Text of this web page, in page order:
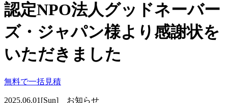
認定NPO法人グッドネーバー
ズ・ジャパン様より感謝状を
いただきました
無料で一括見積
2025.06.01[Sun] お知らせ